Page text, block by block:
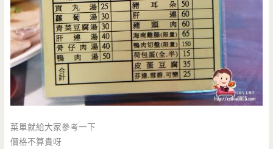
菜單就給大家參考一下
價格不算貴呀